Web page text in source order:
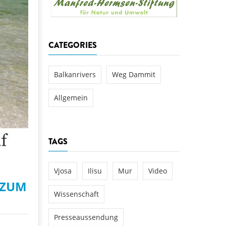
Ulog verursacht
WEG DAMMIT
für den Kamp: Aus für
im Kamptal
CATEGORIES
Balkanrivers Weg Dammit
Allgemein
TAGS
Vjosa Ilisu Mur Video
Wissenschaft
Presseaussendung